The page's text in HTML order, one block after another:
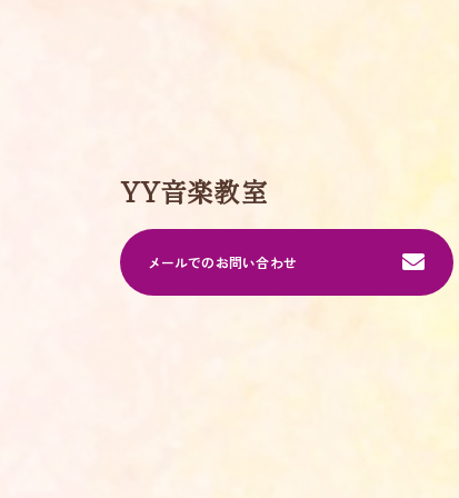
YY音楽教室
メールでのお問い合わせ